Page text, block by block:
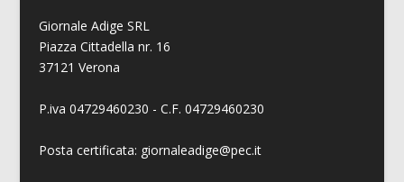
Giornale Adige SRL
Piazza Cittadella nr. 16
37121 Verona
P.iva 04729460230 - C.F. 04729460230
Posta certificata: giornaleadige@pec.it